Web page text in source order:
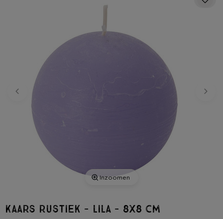
Inzoomen
Kaars rustiek - lila - 8x8 cm